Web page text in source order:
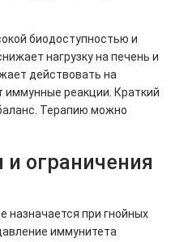
биодоступностью и
нагрузку на печень и
действовать на
иммунные реакции. Краткий
Терапию можно
и ограничения
назначается при гнойных
иммунитета